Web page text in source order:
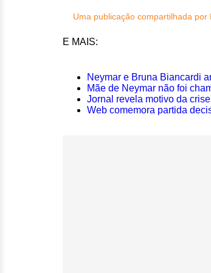
Uma publicação compartilhada por
E MAIS:
Neymar e Bruna Biancardi
Mãe de Neymar não foi
Jornal revela motivo da
Web comemora partida